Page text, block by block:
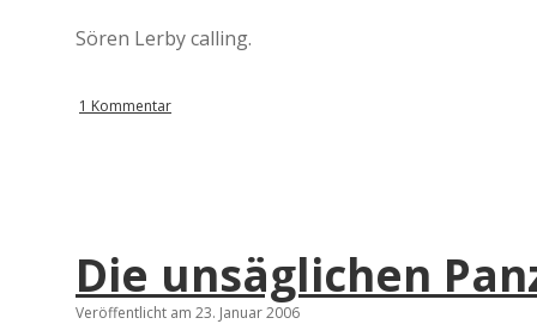
Sören Lerby calling.
1 Kommentar
Die unsäglichen
Veröffentlicht am 23. Januar 2006